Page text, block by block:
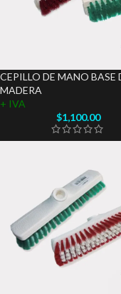
CEPILLO DE MANO BASE
MADERA
+ IVA
$1,100.00